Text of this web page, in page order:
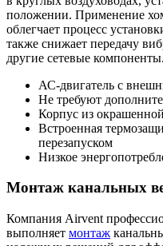
положении. Применение
облегчает процесс
также снижает передачу
другие сетевые компоненты.
АС-двигатель с
Не требуют
Корпус из
Встроенная
перезапуском
Низкое
Монтаж канальных
Компания Airvent
выполняет монтаж